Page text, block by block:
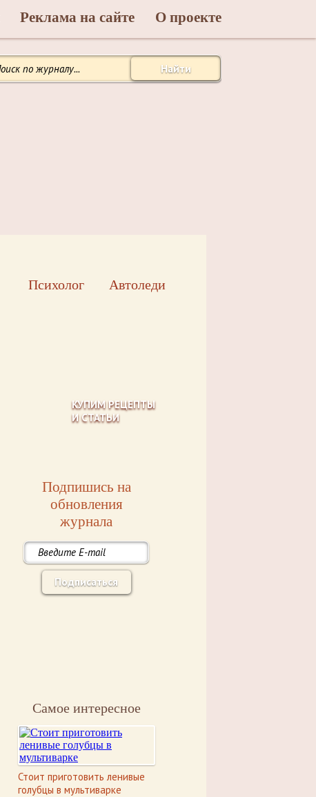
Реклама на сайте О проекте
Найти
Психолог Автоледи
КУПИМ РЕЦЕПТЫ
И СТАТЬИ
Подпишись на
обновления
журнала
Подписаться
Самое интересное
Стоит приготовить ленивые
голубцы в мультиварке